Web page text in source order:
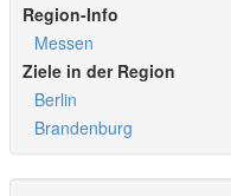
Region-Info
Messen
Ziele in der Region
Berlin
Brandenburg